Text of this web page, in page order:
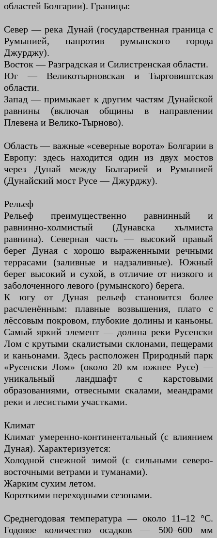
областей Болгарии). Границы:
Север — река Дунай (государственная граница с
Румынией, напротив румынского города
Джурджу).
Восток — Разградская и Силистренская области.
Юг — Великотырновская и Тырговиштская
области.
Запад — примыкает к другим частям Дунайской
равнины (включая общины в направлении
Плевена и Велико-Тырново).
Область — важные «северные ворота» Болгарии в
Европу: здесь находится один из двух мостов
через Дунай между Болгарией и Румынией
(Дунайский мост Русе — Джурджу).
Рельеф
Рельеф преимущественно равнинный и
равнинно-холмистый (Дунавска хълмиста
равнина). Северная часть — высокий правый
берег Дуная с хорошо выраженными речными
террасами (заливные и надзаливные). Южный
берег высокий и сухой, в отличие от низкого и
заболоченного левого (румынского) берега.
К югу от Дуная рельеф становится более
расчленённым: плавные возвышения, плато с
лёссовым покровом, глубокие долины и каньоны.
Самый яркий элемент — долина реки Русенски
Лом с крутыми скалистыми склонами, пещерами
и каньонами. Здесь расположен Природный парк
«Русенски Лом» (около 20 км южнее Русе) —
уникальный ландшафт с карстовыми
образованиями, отвесными скалами, меандрами
реки и лесистыми участками.
Климат
Климат умеренно-континентальный (с влиянием
Дуная). Характеризуется:
Холодной снежной зимой (с сильными северо-
восточными ветрами и туманами).
Жарким сухим летом.
Короткими переходными сезонами.
Среднегодовая температура — около 11–12 °C.
Годовое количество осадков — 500–600 мм